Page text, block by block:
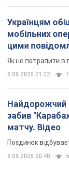
Українцям
мобільних
цими
Як не потрапити в
6.08.2026 21:02
Найдорожчий
забив
матчу. Відео
Поєдинок
6.08.2026 20:48